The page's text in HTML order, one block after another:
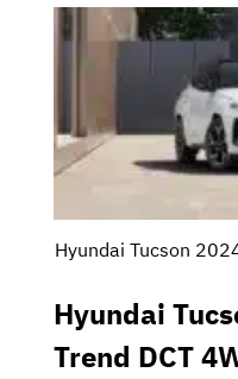
Hyundai Tucson
Hyundai
Trend DCT